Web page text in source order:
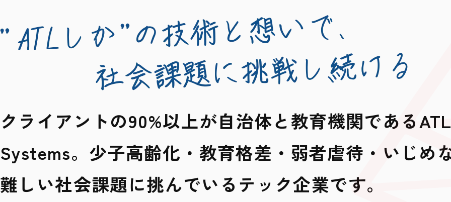
クライアントの90%以上が自治体と教育機関である
Systems。少子高齢化・教育格差・弱者虐待・いじめ
難しい社会課題に挑んでいるテック企業です。